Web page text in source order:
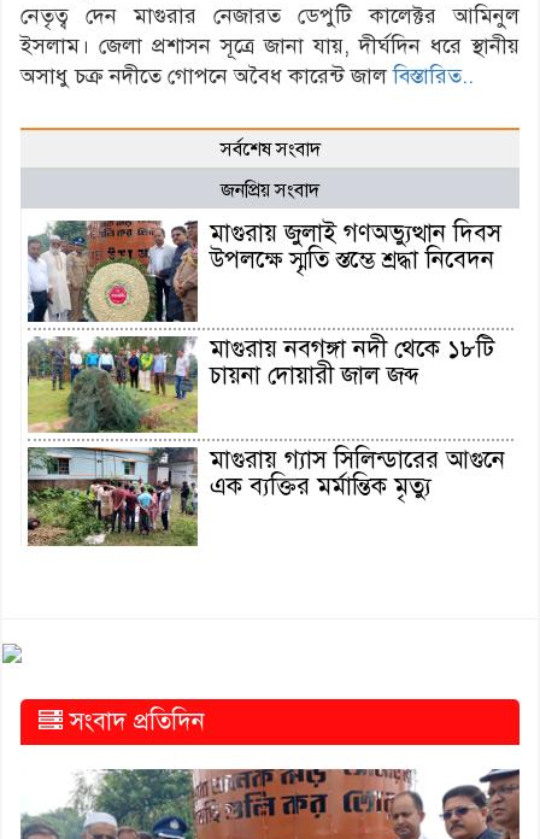
নেতৃত্ব দেন মাগুরার নেজারত ডেপুটি কালেক্টর আমিনুল
ইসলাম। জেলা প্রশাসন সূত্রে জানা যায়, দীর্ঘদিন ধরে স্থানীয়
অসাধু চক্র নদীতে গোপনে অবৈধ কারেন্ট জালবিস্তারিত..
সর্বশেষ সংবাদ
জনপ্রিয় সংবাদ
মাগুরায় জুলাই গণঅভ্যুত্থান দিবস
উপলক্ষে স্মৃতি স্তম্ভে শ্রদ্ধা নিবেদন
মাগুরায় নবগঙ্গা নদী থেকে ১৮টি
চায়না দোয়ারী জাল জব্দ
মাগুরায় গ্যাস সিলিন্ডারের আগুনে
এক ব্যক্তির মর্মান্তিক মৃত্যু
মাগুরায় জুলাই সনদ বাস্তবায়ন
দাবিতে গণমিছিল
সংবাদ প্রতিদিন